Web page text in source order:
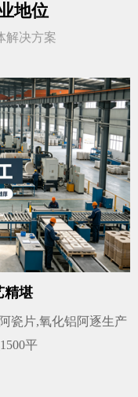
地位
解决方案
精堪
瓷片,氧化铝阿逐生产
平